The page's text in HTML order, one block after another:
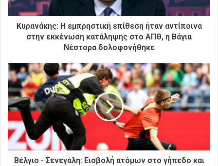
κ
τ
κ
σ
α
ς
ι
ε
ύ
Κυρανάκης: Η εμπρηστική επίθεση ήταν αντίποινα
στην εκκένωση κατάληψης στο ΑΠΘ, η Βάγια
Νέστορα δολοφονήθηκε
Βέλγιο - Σενεγάλη: Εισβολή ατόμων στο γήπεδο και